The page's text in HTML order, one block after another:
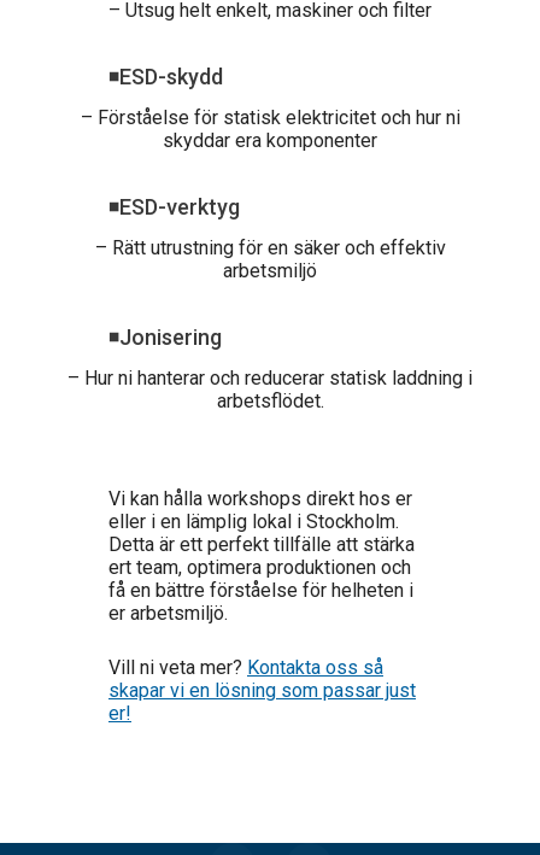
– Utsug helt enkelt, maskiner och filter
◾ESD-skydd
– Förståelse för statisk elektricitet och hur ni
skyddar era komponenter
◾ESD-verktyg
– Rätt utrustning för en säker och effektiv
arbetsmiljö
◾Jonisering
– Hur ni hanterar och reducerar statisk laddning i
arbetsflödet.
Vi kan hålla workshops direkt hos er
eller i en lämplig lokal i Stockholm.
Detta är ett perfekt tillfälle att stärka
ert team, optimera produktionen och
få en bättre förståelse för helheten i
er arbetsmiljö.
Vill ni veta mer? Kontakta oss så
skapar vi en lösning som passar just
er!